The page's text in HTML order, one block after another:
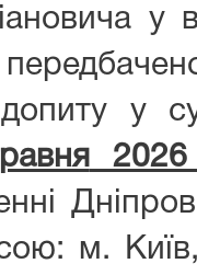
у
у
2026
м.